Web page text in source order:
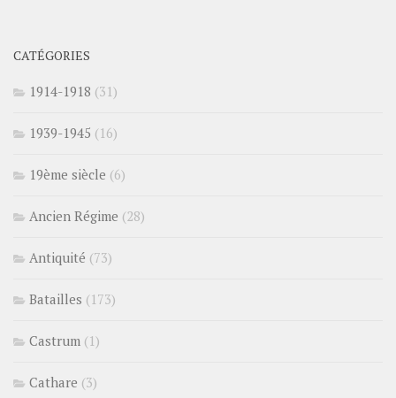
CATÉGORIES
1914-1918 (31)
1939-1945 (16)
19ème siècle (6)
Ancien Régime (28)
Antiquité (73)
Batailles (173)
Castrum (1)
Cathare (3)